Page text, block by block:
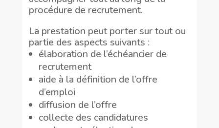
procédure de recrutement.
La prestation peut porter sur tout ou
partie des aspects suivants :
élaboration de l’échéancier de
recrutement
aide à la définition de l’offre
d’emploi
diffusion de l’offre
collecte des candidatures